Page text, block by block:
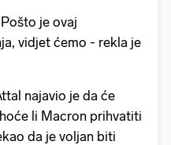
je ovaj
vidjet ćemo - rekla je
najavio je da će
li Macron prihvatiti
da je voljan biti